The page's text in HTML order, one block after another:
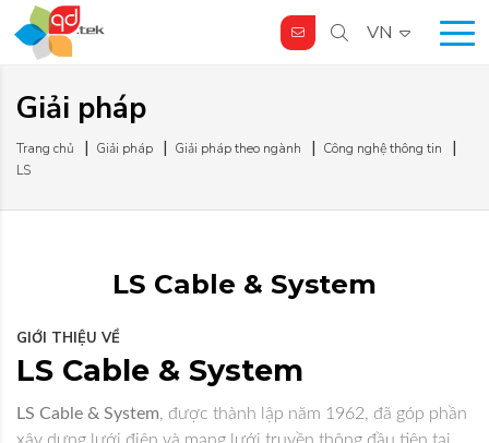
VN
Giải pháp
Trang chủ Giải pháp Giải pháp theo ngành
Công nghệ thông tin
LS
LS Cable & System
GIỚI THIỆU VỀ
LS Cable & System
LS Cable & System, được thành lập năm 1962, đã góp phần
xây dựng lưới điện và mạng lưới truyền thông đầu tiên tại